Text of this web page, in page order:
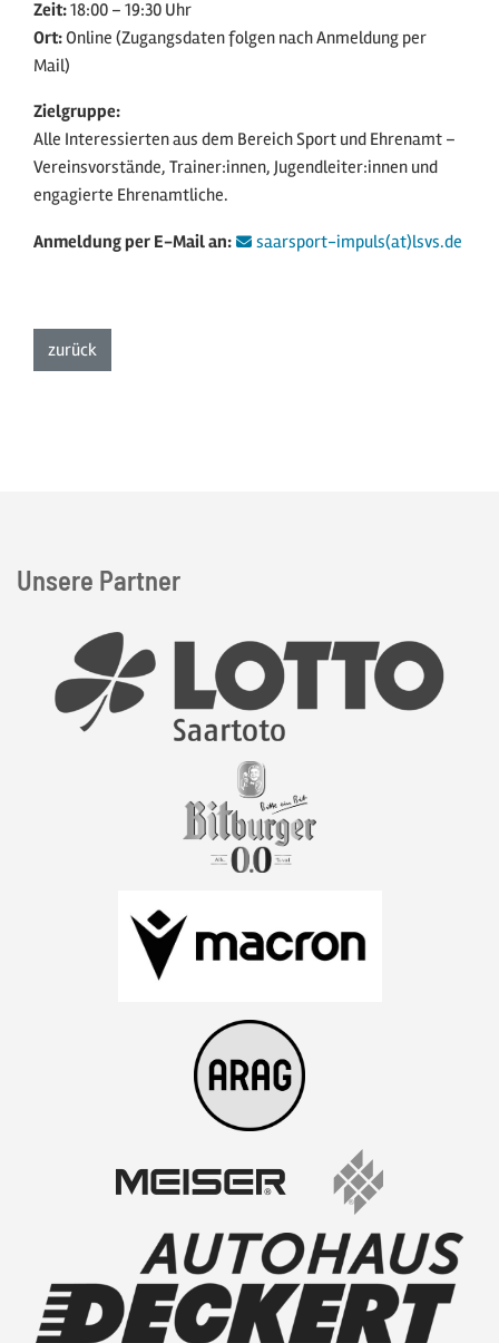
Zeit:18:00 – 19:30 Uhr
Ort:Online (Zugangsdaten folgen nach Anmeldung per
Mail)
Zielgruppe:
Alle Interessierten aus dem Bereich Sport und Ehrenamt –
Vereinsvorstände, Trainer:innen, Jugendleiter:innen und
engagierte Ehrenamtliche.
Anmeldung per E-Mail an: saarsport-impuls(at)lsvs.de
zurück
Unsere Partner